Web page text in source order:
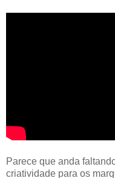
Parece que anda
criatividade para os